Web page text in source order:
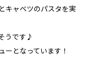
キャベツのパスタを実
うです♪
ーとなっています！